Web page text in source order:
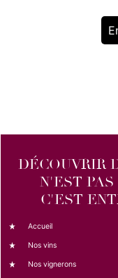
DÉCOUVRIR
N'EST
C'EST
Accueil
Nos vins
Nos vignerons